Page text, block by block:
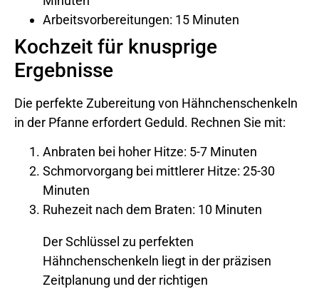
Arbeitsvorbereitungen: 15 Minuten
Kochzeit für knusprige
Ergebnisse
Die perfekte Zubereitung von Hähnchenschenkeln
in der Pfanne erfordert Geduld. Rechnen Sie mit:
Anbraten bei hoher Hitze: 5-7 Minuten
Schmorvorgang bei mittlerer Hitze: 25-30
Minuten
Ruhezeit nach dem Braten: 10 Minuten
Der Schlüssel zu perfekten
Hähnchenschenkeln liegt in der präzisen
Zeitplanung und der richtigen